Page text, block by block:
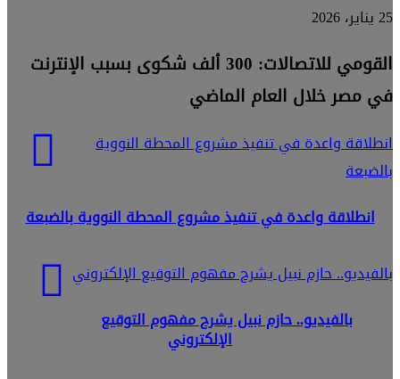
25 يناير، 2026
القومي للاتصالات: 300 ألف شكوى بسبب الإنترنت
في مصر خلال العام الماضي
انطلاقة واعدة في تنفيذ مشروع المحطة النووية
بالضبعة
انطلاقة واعدة في تنفيذ مشروع المحطة النووية بالضبعة
بالفيديو.. حازم نبيل يشرح مفهوم التوقيع الإلكتروني
بالفيديو.. حازم نبيل يشرح مفهوم التوقيع
الإلكتروني